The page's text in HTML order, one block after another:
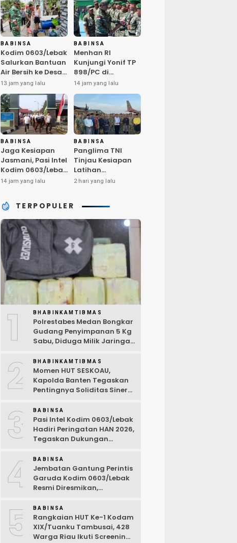
BABINSA
Kodim 0603/Lebak
Salurkan Bantuan
Air Bersih ke Desa
Bungurmekar,
Ringankan Beban
Warga
Terdampak
Kemarau
13 jam yang lalu
BABINSA
Menhan RI
Kunjungi Yonif TP
898/PC di
Kampar,
Tegaskan
Kualitas SDM
Kunci Kekuatan
TNI
14 jam yang lalu
BABINSA
Jaga Kesiapan
Jasmani, Pasi Intel
Kodim 0603/Lebak
Pimpin Pembinaan
14 jam yang lalu
BABINSA
Panglima TNI
Tinjau Kesiapan
Latihan
Terintegrasi TNI
2 hari yang lalu
TERPOPULER
1 BHABINKAMTIBMAS
Polrestabes Medan Bongkar
Gudang Penyimpanan 5 Kg
Sabu, Diduga Milik Jaringan
2 BHABINKAMTIBMAS
Momen HUT SESKOAU,
Kapolda Banten Tegaskan
Pentingnya Soliditas Sinergi
3 BABINSA
Pasi Intel Kodim 0603/Lebak
Hadiri Peringatan HAN 2026,
Tegaskan Dukungan
Ramah Anak
4 BABINSA
Jembatan Gantung Perintis
Garuda Kodim 0603/Lebak
Resmi Diresmikan,
Desa Wanasalam
5 BABINSA
Rangkaian HUT Ke-1 Kodam
XIX/Tuanku Tambusai, 428
Warga Riau Ikuti Screening